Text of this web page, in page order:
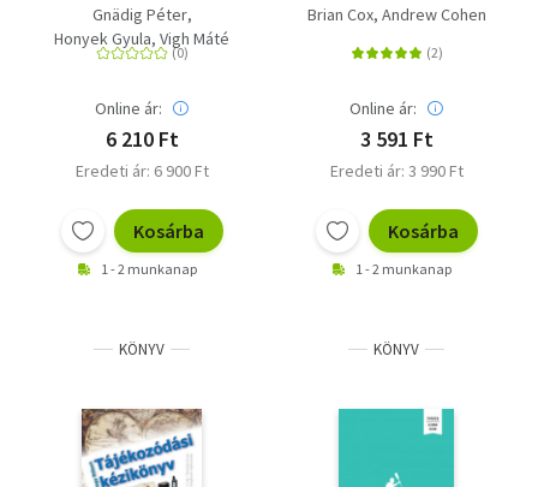
Gnädig Péter
Honyek Gyula Vigh Máté
Online ár:
6 210 Ft
Eredeti ár: 6 900 Ft
Kosárba
1 - 2 munkanap
Brian Cox Andrew Cohen
Online ár:
3 591 Ft
Eredeti ár: 3 990 Ft
Kosárba
1 - 2 munkanap
KÖNYV KÖNYV